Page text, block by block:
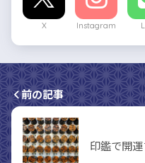
X Instagram
前の記事
印鑑で開